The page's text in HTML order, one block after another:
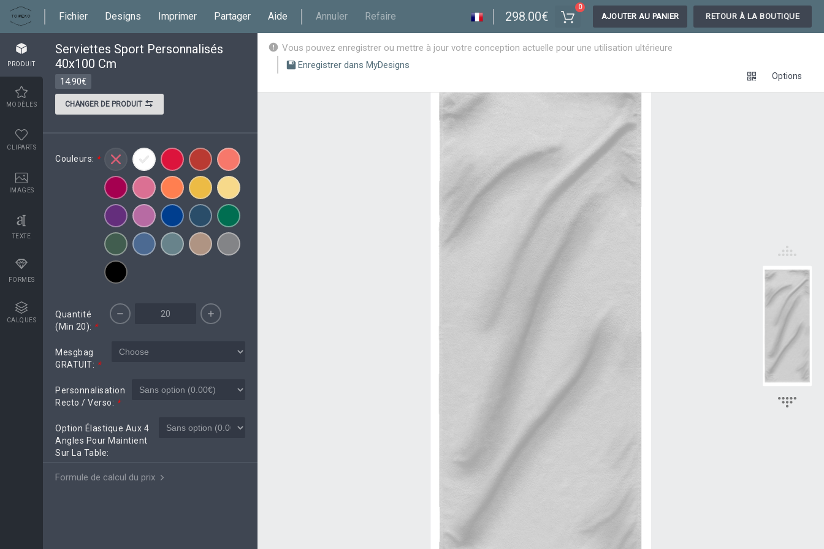
Fichier Designs Imprimer Partager Aide Annuler Refaire 298.00€
0
AJOUTER AU PANIER RETOUR À LA BOUTIQUE
PRODUIT
MODÈLES
CLIPARTS
IMAGES
TEXTE
FORMES
CALQUES
Serviettes Sport Personnalisés
40x100 Cm
14.90€
CHANGER DE PRODUIT
Couleurs: *
Quantité
(min 20): *
Mesgbag
GRATUIT: *
Personnalisation
Recto / Verso: *
Option Élastique Aux 4
Angles Pour Maintient
Sur La Table:
Formule de calcul du prix
Vous pouvez enregistrer ou mettre à jour votre conception actuelle pour une utilisation ultérieure
Enregistrer dans MyDesigns
Options